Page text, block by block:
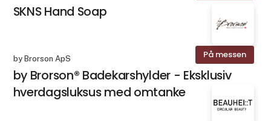
SKNS Hand Soap
På messen
by Brorson ApS
by Brorson® Badekarshylder - Eksklusiv
hverdagsluksus med omtanke